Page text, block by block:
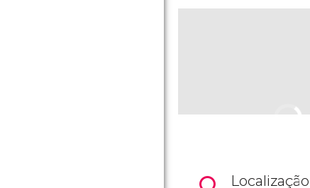
Localização